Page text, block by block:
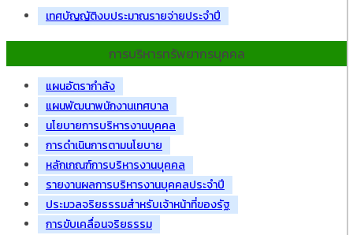
เทศบัญญัติงบประมาณรายจ่ายประจำปี
การบริหารทรัพยากรบุคคล
แผนอัตรากำลัง
แผนพัฒนาพนักงานเทศบาล
นโยบายการบริหารงานบุคคล
การดำเนินการตามนโยบาย
หลักเกณฑ์การบริหารงานบุคคล
รายงานผลการบริหารงานบุคคลประจำปี
ประมวลจริยธรรมสำหรับเจ้าหน้าที่ของรัฐ
การขับเคลื่อนจริยธรรม